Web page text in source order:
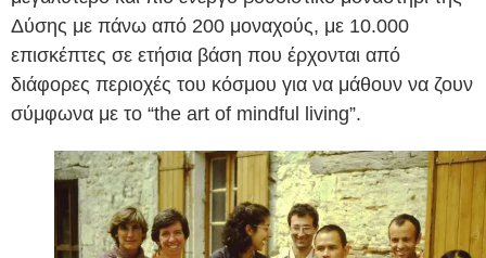
Δύσης με πάνω από 200 μοναχούς, με 10.000
επισκέπτες σε ετήσια βάση που έρχονται από
διάφορες περιοχές του κόσμου για να μάθουν να ζουν
σύμφωνα με το “the art of mindful living”.